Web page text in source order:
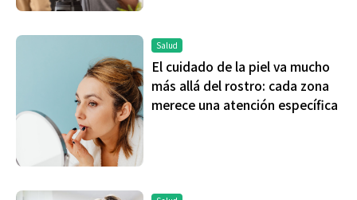
Salud
El cuidado de la piel va mucho
más allá del rostro: cada zona
merece una atención específica